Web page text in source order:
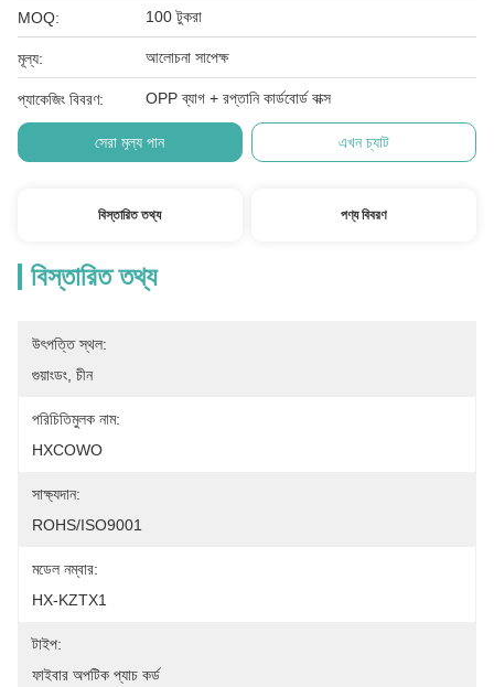
MOQ: 100 টুকরা
মূল্য: আলোচনা সাপেক্ষ
প্যাকেজিং বিবরণ: OPP ব্যাগ + রপ্তানি কার্ডবোর্ড বাক্স
সেরা মূল্য পান এখন চ্যাট
বিস্তারিত তথ্য পণ্য বিবরণ
বিস্তারিত তথ্য
উৎপত্তি স্থল:
গুয়াংডং, চীন
পরিচিতিমুলক নাম:
HXCOWO
সাক্ষ্যদান:
ROHS/ISO9001
মডেল নম্বার:
HX-KZTX1
টাইপ:
ফাইবার অপটিক প্যাচ কর্ড